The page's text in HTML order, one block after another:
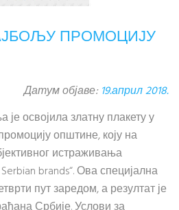
ПРОМОЦИЈУ
Датум објаве:19.април 2018.
освојила златну плакету у
општине, коју на
истраживања
brands“. Ова специјална
пут заредом, а резултат је